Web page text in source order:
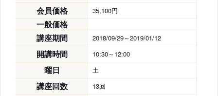
会員価格 35,100円
一般価格
講座期間
2018/09/29～2019/01/12
開講時間 10:30～12:00
曜日 土
講座回数 13回